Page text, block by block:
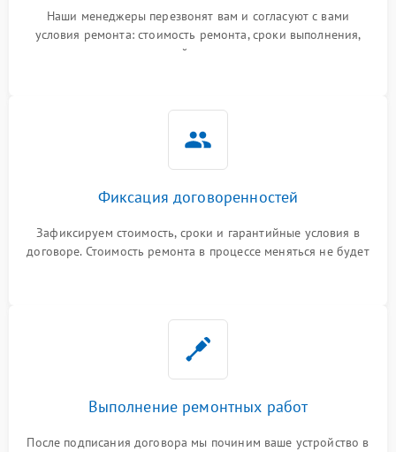
Наши менеджеры перезвонят вам и согласуют с вами
условия ремонта: стоимость ремонта, сроки выполнения,
гарантийные условия
Фиксация договоренностей
Зафиксируем стоимость, сроки и гарантийные условия в
договоре. Стоимость ремонта в процессе меняться не будет
Выполнение ремонтных работ
После подписания договора мы починим ваше устройство в